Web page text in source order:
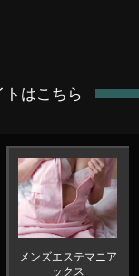
はこちら
メンズエステマニア
ックス